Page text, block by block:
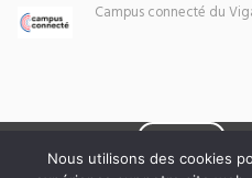
Campus connecté du
Nous utilisons des cookies